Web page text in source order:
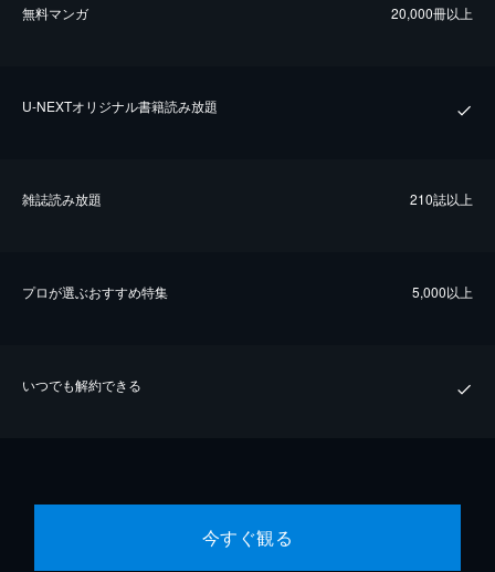
無料マンガ 20,000冊以上
U-NEXTオリジナル書籍読み放題
雑誌読み放題 210誌以上
プロが選ぶおすすめ特集 5,000以上
いつでも解約できる
今すぐ観る